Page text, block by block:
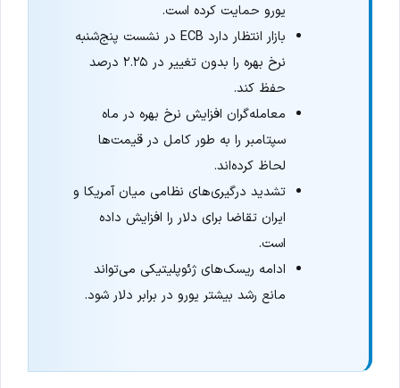
یورو حمایت کرده است.
بازار انتظار دارد ECB در نشست پنج‌شنبه
نرخ بهره را بدون تغییر در ۲.۲۵ درصد
حفظ کند.
معامله‌گران افزایش نرخ بهره در ماه
سپتامبر را به طور کامل در قیمت‌ها
لحاظ کرده‌اند.
تشدید درگیری‌های نظامی میان آمریکا و
ایران تقاضا برای دلار را افزایش داده
است.
ادامه ریسک‌های ژئوپلیتیکی می‌تواند
مانع رشد بیشتر یورو در برابر دلار شود.